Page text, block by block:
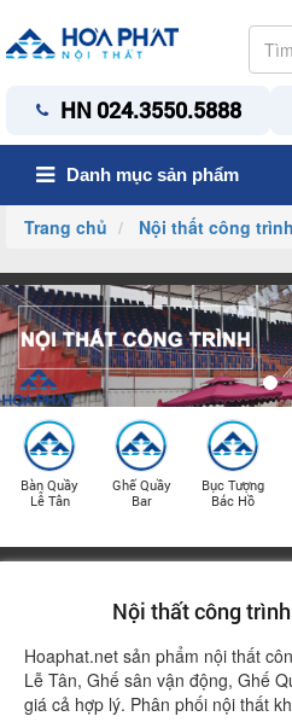
HN 024.3550.5888
Danh mục sản phẩm
Trang chủ Nội thất công trình
Bàn Quầy
Lễ Tân
Ghế Quầy
Bar
Bục Tượng
Bác Hồ
Nội thất công trình
Hoaphat.net sản phẩm nội thất
Lễ Tân, Ghế sân vận động, Ghế
giá cả hợp lý. Phân phối nội thất